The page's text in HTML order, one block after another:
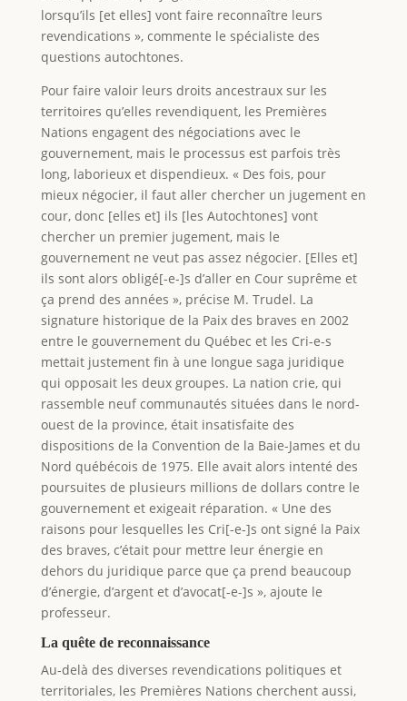
lorsqu’ils [et elles] vont faire reconnaître leurs
revendications », commente le spécialiste des
questions autochtones.
Pour faire valoir leurs droits ancestraux sur les
territoires qu’elles revendiquent, les Premières
Nations engagent des négociations avec le
gouvernement, mais le processus est parfois très
long, laborieux et dispendieux. « Des fois, pour
mieux négocier, il faut aller chercher un jugement en
cour, donc [elles et] ils [les Autochtones] vont
chercher un premier jugement, mais le
gouvernement ne veut pas assez négocier. [Elles et]
ils sont alors obligé[-e-]s d’aller en Cour suprême et
ça prend des années », précise M. Trudel. La
signature historique de la Paix des braves en 2002
entre le gouvernement du Québec et les Cri-e-s
mettait justement fin à une longue saga juridique
qui opposait les deux groupes. La nation crie, qui
rassemble neuf communautés situées dans le nord-
ouest de la province, était insatisfaite des
dispositions de la Convention de la Baie-James et du
Nord québécois de 1975. Elle avait alors intenté des
poursuites de plusieurs millions de dollars contre le
gouvernement et exigeait réparation. « Une des
raisons pour lesquelles les Cri[-e-]s ont signé la Paix
des braves, c’était pour mettre leur énergie en
dehors du juridique parce que ça prend beaucoup
d’énergie, d’argent et d’avocat[-e-]s », ajoute le
professeur.
La quête de reconnaissance
Au-delà des diverses revendications politiques et
territoriales, les Premières Nations cherchent aussi,